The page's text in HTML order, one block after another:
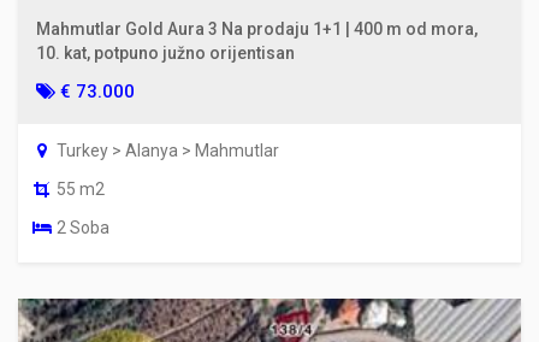
Mahmutlar Gold Aura 3 Na prodaju 1+1 | 400 m od mora,
10. kat, potpuno južno orijentisan
€ 73.000
Turkey > Alanya > Mahmutlar
55 m2
2 Soba